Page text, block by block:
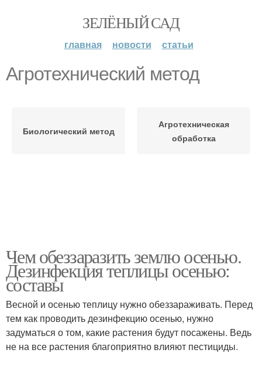
ЗЕЛЁНЫЙ САД
главная новости статьи
Агротехнический метод
Биологический метод
Агротехническая
обработка
Чем обеззаразить землю осенью.
Дезинфекция теплицы осенью:
составы
Весной и осенью теплицу нужно обеззараживать. Перед
тем как проводить дезинфекцию осенью, нужно
задуматься о том, какие растения будут посажены. Ведь
не на все растения благоприятно влияют пестициды.